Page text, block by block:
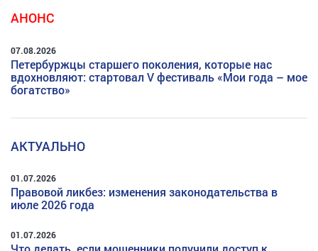
АНОНС
07.08.2026
Петербуржцы старшего поколения, которые нас
вдохновляют: стартовал V фестиваль «Мои года – мое
богатство»
АКТУАЛЬНО
01.07.2026
Правовой ликбез: изменения законодательства в
июле 2026 года
01.07.2026